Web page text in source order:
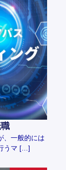
、一般的には
うマ […]